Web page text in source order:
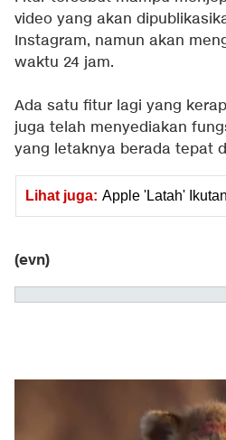
video yang akan
Instagram, namun akan
waktu 24 jam.
Ada satu fitur lagi yang
juga telah menyediakan
yang letaknya berada tepat
Lihat juga: Apple 'Latah'
(evn)